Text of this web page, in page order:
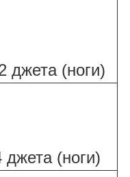
джета (ноги)
джета (ноги)